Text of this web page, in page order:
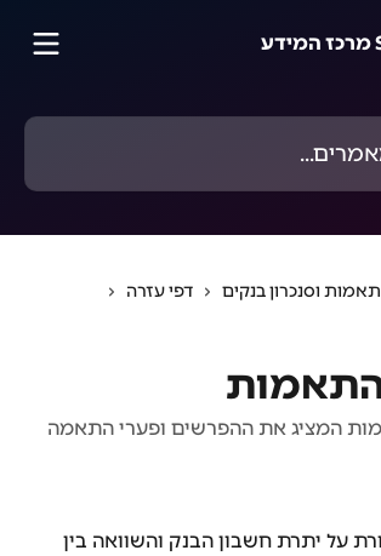
וסנכרון בנקים
דפי עזרה
התאמות
המציג את ההפרשים ופערי התאמה
על יתרת חשבון הבנק והשוואה בין